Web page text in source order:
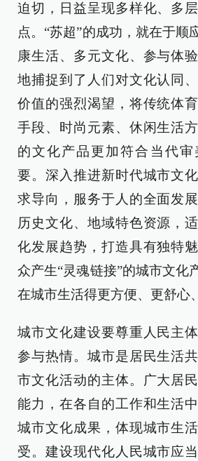
迫切，日益呈现多样化、多
点。“苏超”的成功，就在于顺
康生活、多元文化、参与体
地捕捉到了人们对文化认同
价值的强烈渴望，将传统体
手段、时尚元素、休闲生活
的文化产品更加符合当代审
要。深入推进新时代城市文
求导向，服务于人的全面发
历史文化、地域特色资源，
化发展趋势，打造具有独特
众产生“灵魂链接”的城市文化
在城市生活得更方便、更舒心
城市文化建设要尊重人民主
参与热情。城市是居民生活
市文化活动的主体。广大居
能力，在各自的工作和生活
城市文化成果，体现城市生
受。建设现代化人民城市应